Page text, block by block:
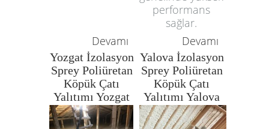
performans
sağlar.
Devamı
Devamı
Yozgat İzolasyon
Sprey Poliüretan
Köpük Çatı
Yalıtımı Yozgat
Yalova İzolasyon
Sprey Poliüretan
Köpük Çatı
Yalıtımı Yalova